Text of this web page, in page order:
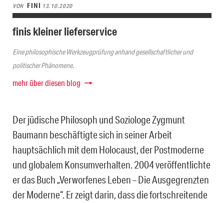
VON FINI 13.10.2020
finis kleiner lieferservice
Eine philosophische Werkzeugprüfung anhand gesellschaftlicher und
politischer Phänomene.
mehr über diesen blog
Der jüdische Philosoph und Soziologe Zygmunt
Baumann beschäftigte sich in seiner Arbeit
hauptsächlich mit dem Holocaust, der Postmoderne
und globalem Konsumverhalten. 2004 veröffentlichte
er das Buch „Verworfenes Leben – Die Ausgegrenzten
der Moderne“. Er zeigt darin, dass die fortschreitende